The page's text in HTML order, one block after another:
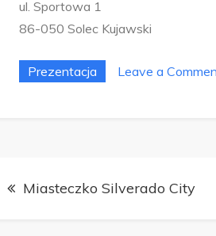
ul. Sportowa 1
86-050 Solec Kujawski
Prezentacja Leave a
Nawigacja
Miasteczko Silverado City